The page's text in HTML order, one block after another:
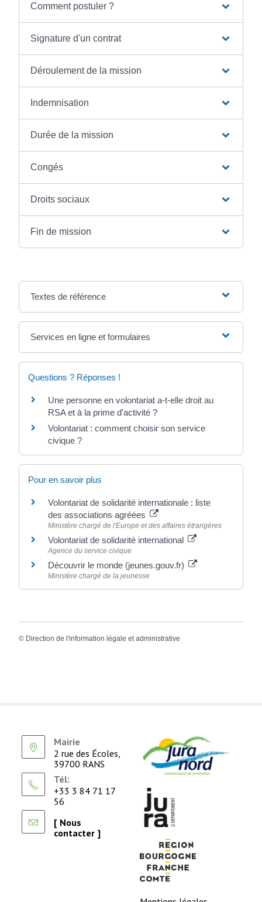
Comment postuler ?
Signature d'un contrat
Déroulement de la mission
Indemnisation
Durée de la mission
Congés
Droits sociaux
Fin de mission
Textes de référence
Services en ligne et formulaires
Questions ? Réponses !
Une personne en volontariat a-t-elle droit au
RSA et à la prime d'activité ?
Volontariat : comment choisir son service
civique ?
Pour en savoir plus
Volontariat de solidarité internationale : liste
des associations agréées
Ministère chargé de l'Europe et des affaires étrangères
Volontariat de solidarité international
Agence du service civique
Découvrir le monde (jeunes.gouv.fr)
Ministère chargé de la jeunesse
© Direction de l'information légale et administrative
Mairie
2 rue des Écoles,
39700 RANS
Tél:
+33 3 84 71 17
56
[ Nous
contacter ]